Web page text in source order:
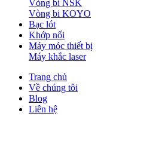
Vòng bi NSK
Vòng bi KOYO
Bạc lót
Khớp nối
Máy móc thiết bị
Máy khắc laser
Trang chủ
Về chúng tôi
Blog
Liên hệ